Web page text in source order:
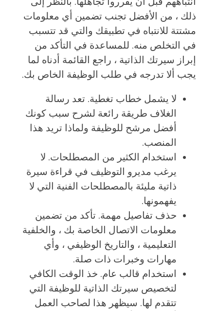
ذلك ، من الأفضل تجنب تضمين أي معلومات
مشتتة للانتباه في تطبيقك والتي قد تتسبب
في التخلص منه. للمساعدة في التأكد من
إبراز سيرتك الذاتية ، راجع القائمة أدناه لما
يجب ألا تدرجه في طلب الوظيفة الخاص بك.
لا يشمل خطاب تغطية. تعد رسالة
الغلاف طريقة رائعة لشرح سبب كونك
أفضل مرشح للوظيفة ولماذا تريد هذا
المنصب.
استخدام الكثير من المصطلحات. لا
يرغب مديرو التوظيف في قراءة سيرة
ذاتية مليئة بالمصطلحات الفنية التي لا
يفهمونها.
حذف تفاصيل مهمة. تأكد من تضمين
معلومات الاتصال الخاصة بك ، والخلفية
التعليمية ، والتاريخ الوظيفي ، وأي
مهارات وخبرات ذات صلة.
استخدام قالب عام. خذ الوقت الكافي
لتخصيص سيرتك الذاتية للوظيفة التي
تتقدم لها. سيظهر هذا لصاحب العمل